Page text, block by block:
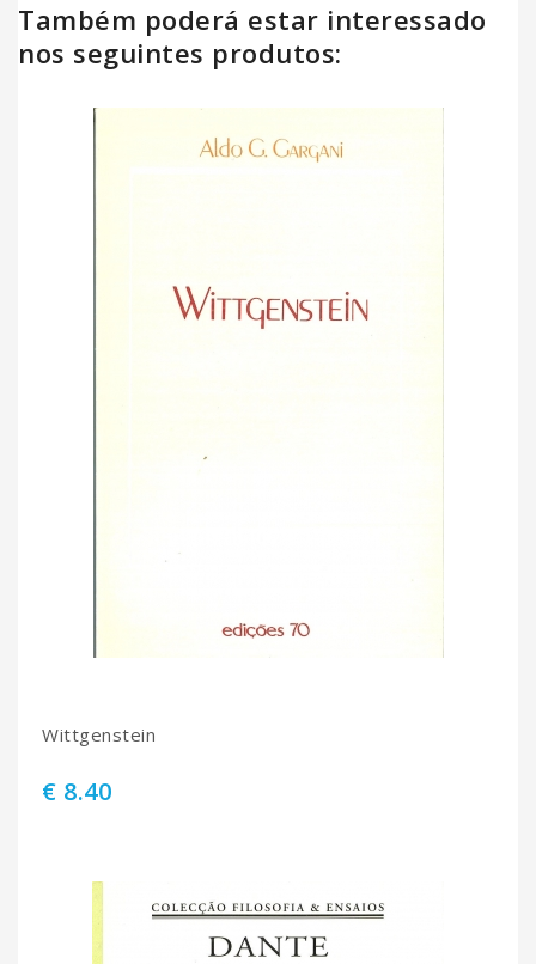
Também poderá estar interessado
nos seguintes produtos:
Wittgenstein
€ 8.40